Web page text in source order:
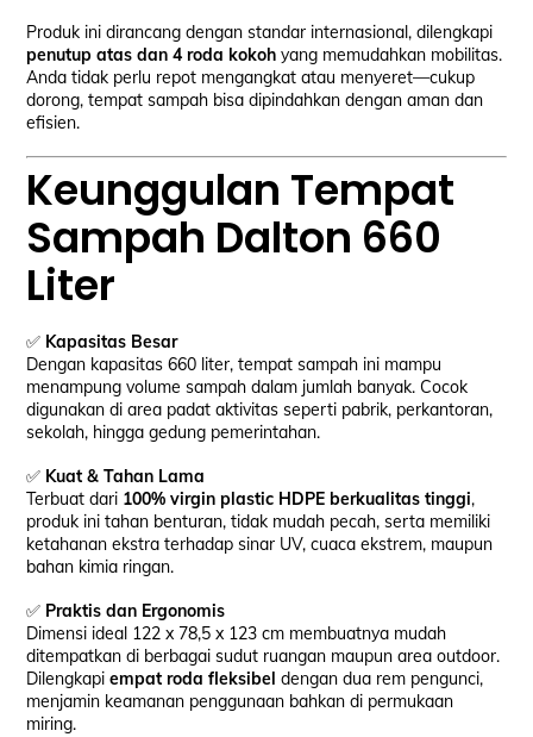
Produk ini dirancang dengan standar internasional, dilengkapi
penutup atas dan 4 roda kokoh yang memudahkan mobilitas.
Anda tidak perlu repot mengangkat atau menyeret—cukup
dorong, tempat sampah bisa dipindahkan dengan aman dan
efisien.
Keunggulan Tempat
Sampah Dalton 660
Liter
✅ Kapasitas Besar
Dengan kapasitas 660 liter, tempat sampah ini mampu
menampung volume sampah dalam jumlah banyak. Cocok
digunakan di area padat aktivitas seperti pabrik, perkantoran,
sekolah, hingga gedung pemerintahan.
✅ Kuat & Tahan Lama
Terbuat dari 100% virgin plastic HDPE berkualitas tinggi,
produk ini tahan benturan, tidak mudah pecah, serta memiliki
ketahanan ekstra terhadap sinar UV, cuaca ekstrem, maupun
bahan kimia ringan.
✅ Praktis dan Ergonomis
Dimensi ideal 122 x 78,5 x 123 cm membuatnya mudah
ditempatkan di berbagai sudut ruangan maupun area outdoor.
Dilengkapiempat roda fleksibel dengan dua rem pengunci,
menjamin keamanan penggunaan bahkan di permukaan
miring.